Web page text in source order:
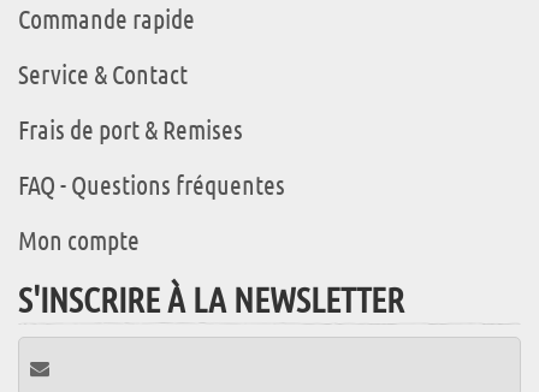
Commande rapide
Service & Contact
Frais de port & Remises
FAQ - Questions fréquentes
Mon compte
S'INSCRIRE À LA NEWSLETTER